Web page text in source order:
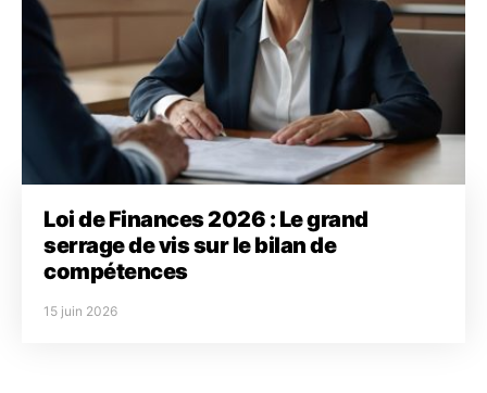
Loi de Finances 2026 : Le grand
serrage de vis sur le bilan de
compétences
15 juin 2026